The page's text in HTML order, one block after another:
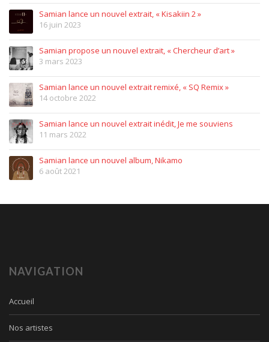
Samian lance un nouvel extrait, « Kisakiin 2 »
16 juin 2023
Samian propose un nouvel extrait, « Chercheur d’art »
3 mars 2023
Samian lance un nouvel extrait remixé, « SQ Remix »
14 octobre 2022
Samian lance un nouvel extrait inédit, Je me souviens
11 mars 2022
Samian lance un nouvel album, Nikamo
6 août 2021
NAVIGATION
Accueil
Nos artistes